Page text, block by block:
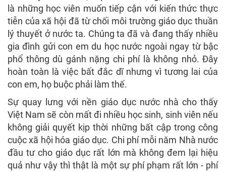
là những học viên muốn tiếp cận với kiến thức thực
tiễn của xã hội đã từ chối môi trường giáo dục thuần
lý thuyết ở nước ta. Chúng ta đã và đang thấy nhiều
gia đình gửi con em du học nước ngoài ngay từ bậc
phổ thông dù gánh nặng chi phí là không nhỏ. Đây
hoàn toàn là việc bất đắc dĩ nhưng vì tương lai của
con em, họ buộc phải làm thế.
Sự quay lưng với nền giáo dục nước nhà cho thấy
Việt Nam sẽ còn mất đi nhiều học sinh, sinh viên nếu
không giải quyết kịp thời những bất cập trong công
cuộc xã hội hóa giáo dục. Chi phí mỗi năm Nhà nước
đầu tư cho giáo dục rất lớn mà không đem lại hiệu
quả như vậy thì thật là một sự phí phạm rất lớn - phí